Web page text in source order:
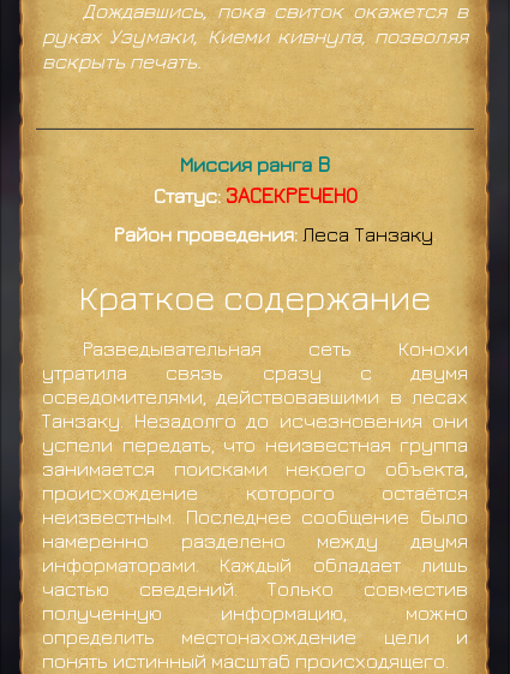
Дождавшись, пока свиток окажется в
руках Узумаки, Киеми кивнула, позволяя
вскрыть печать.
Миссия ранга B
Статус:ЗАСЕКРЕЧЕНО
Район проведения:Леса Танзаку.
Краткое содержание
Разведывательная сеть Конохи
утратила связь сразу с двумя
осведомителями, действовавшими в лесах
Танзаку. Незадолго до исчезновения они
успели передать, что неизвестная группа
занимается поисками некоего объекта,
происхождение которого остаётся
неизвестным. Последнее сообщение было
намеренно разделено между двумя
информаторами. Каждый обладает лишь
частью сведений. Только совместив
полученную информацию, можно
определить местонахождение цели и
понять истинный масштаб происходящего.